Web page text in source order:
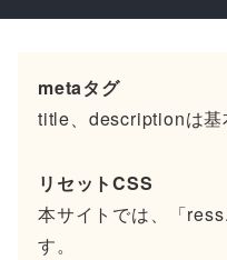
metaタグ
title、descriptionは基
リセットCSS
本サイトでは、「
す。